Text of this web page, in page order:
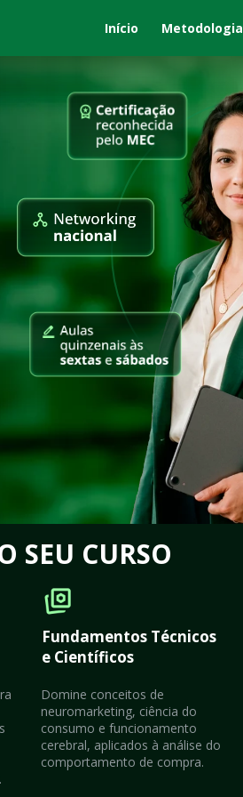
Metodologia
Início
SEU CURSO
Fundamentos Técnicos
e Científicos
Domine conceitos de
neuromarketing, ciência do
consumo e funcionamento
cerebral, aplicados à análise do
comportamento de compra.